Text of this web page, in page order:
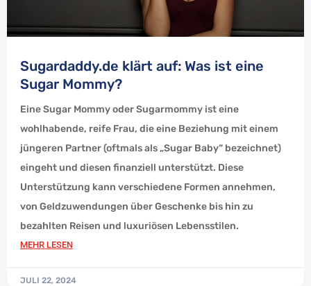
Sugardaddy.de klärt auf: Was ist eine
Sugar Mommy?
Eine Sugar Mommy oder Sugarmommy ist eine
wohlhabende, reife Frau, die eine Beziehung mit einem
jüngeren Partner (oftmals als „Sugar Baby“ bezeichnet)
eingeht und diesen finanziell unterstützt. Diese
Unterstützung kann verschiedene Formen annehmen,
von Geldzuwendungen über Geschenke bis hin zu
bezahlten Reisen und luxuriösen Lebensstilen.
MEHR LESEN
JULI 22, 2024